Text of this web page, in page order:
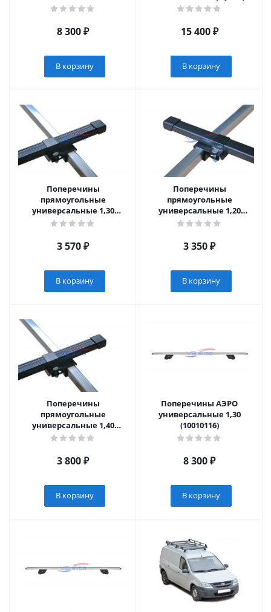
8 300₽
В корзину
3430)
15 400₽
В корзину
Поперечины
прямоугольные
универсальные 1,30
(10010111)
3 570₽
В корзину
Поперечины
прямоугольные
универсальные 1,20
(10010110)
3 350₽
В корзину
Поперечины
прямоугольные
универсальные 1,40
(10010112)
3 800₽
В корзину
Поперечины АЭРО
универсальные 1,30
(10010116)
8 300₽
В корзину